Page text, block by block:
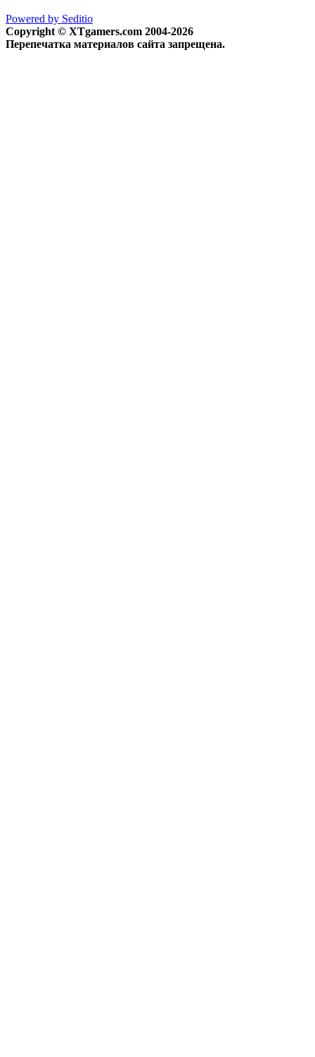
Powered by Seditio
Copyright © XTgamers.com 2004-2026
Перепечатка материалов сайта запрещена.